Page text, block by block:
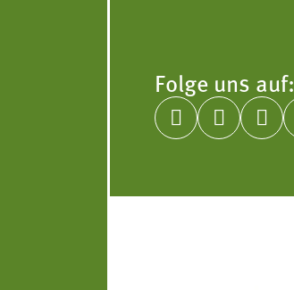
Folge uns auf:
  